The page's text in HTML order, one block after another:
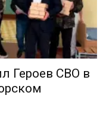
Героев СВО в